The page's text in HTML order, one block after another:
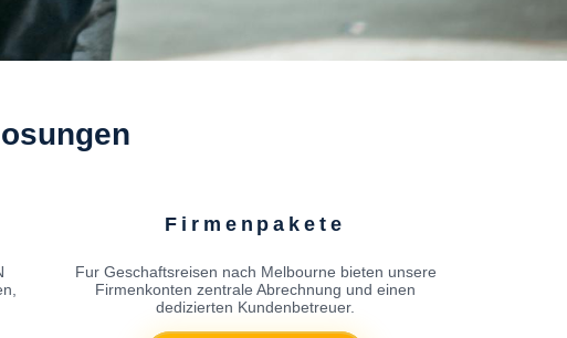
Firmenpakete
Fur Geschaftsreisen nach Melbourne bieten unsere
Firmenkonten zentrale Abrechnung und einen
dedizierten Kundenbetreuer.